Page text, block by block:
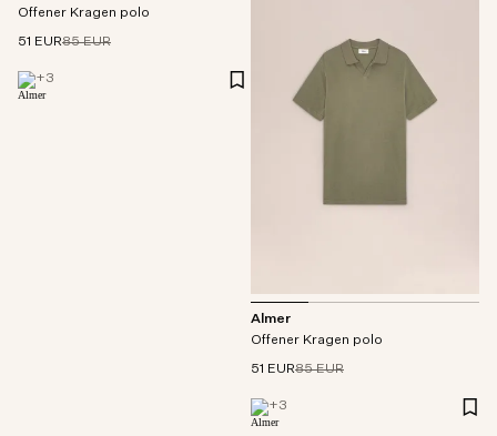
Offener Kragen polo
51 EUR85 EUR
+3
Almer
Offener Kragen polo
51 EUR85 EUR
+3